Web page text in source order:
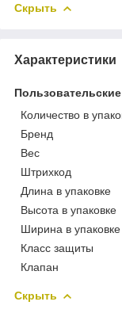
Скрыть
Характеристики
Количество в
Бренд
Вес
Штрихкод
Длина в упаковке
Высота в упаковке
Ширина в упаковке
Класс защиты
Клапан
Скрыть